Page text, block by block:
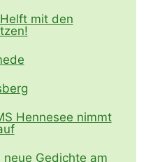
mit den
Hennesee nimmt
Gedichte am